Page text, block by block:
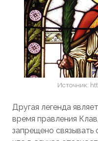
Источник:
Другая легенда
время правления
запрещено связывать